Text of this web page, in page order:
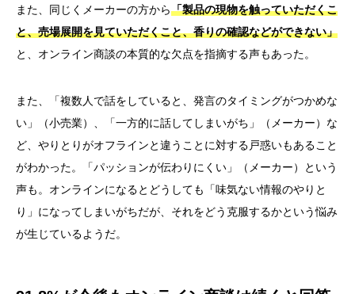
また、同じくメーカーの方から「製品の現物を触っていただくこ
と、売場展開を見ていただくこと、香りの確認などができない」
と、オンライン商談の本質的な欠点を指摘する声もあった。
また、「複数人で話をしていると、発言のタイミングがつかめな
い」（小売業）、「一方的に話してしまいがち」（メーカー）な
ど、やりとりがオフラインと違うことに対する戸惑いもあること
がわかった。「パッションが伝わりにくい」（メーカー）という
声も。オンラインになるとどうしても「味気ない情報のやりと
り」になってしまいがちだが、それをどう克服するかという悩み
が生じているようだ。